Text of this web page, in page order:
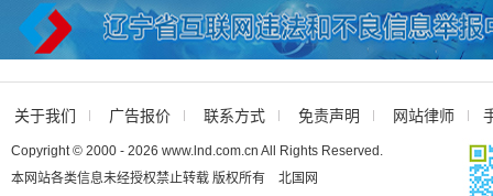
关于我们 广告报价 联系方式 免责声明 网站律师
Copyright © 2000 - 2026 www.lnd.com.cn All Rights Reserved.
本网站各类信息未经授权禁止转载 版权所有 北国网